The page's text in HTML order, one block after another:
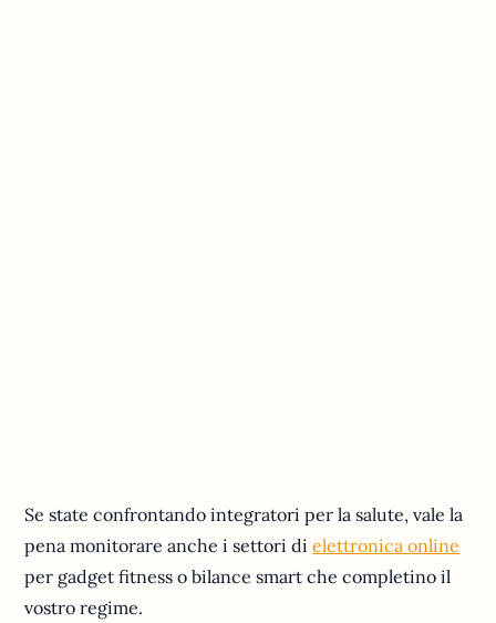
Se state confrontando integratori per la salute, vale la
pena monitorare anche i settori dielettronica online
per gadget fitness o bilance smart che completino il
vostro regime.